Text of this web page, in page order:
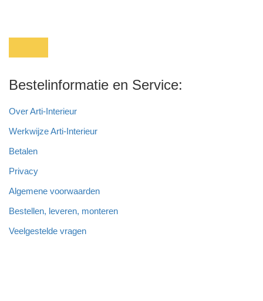
Bestelinformatie en Service:
Over Arti-Interieur
Werkwijze Arti-Interieur
Betalen
Privacy
Algemene voorwaarden
Bestellen, leveren, monteren
Veelgestelde vragen